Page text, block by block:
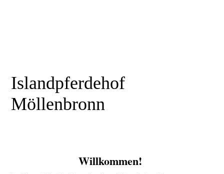
Islandpferdehof
Möllenbronn
Willkommen!